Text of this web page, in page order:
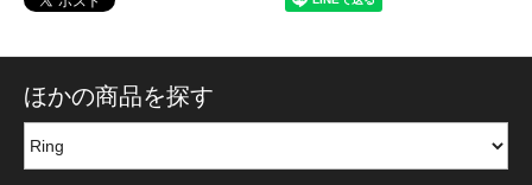
ほかの商品を探す